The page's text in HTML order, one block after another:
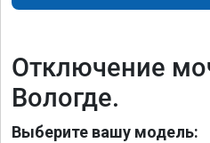
Отключение
Вологде.
Выберите вашу модель: